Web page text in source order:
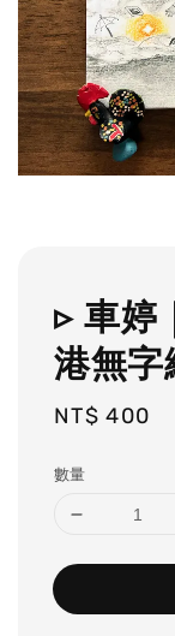
▹ 車婷
港無字
Regular
NT$ 400
數量